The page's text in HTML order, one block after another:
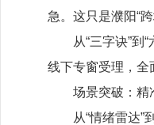
急。这只是濮阳“
从“三字诀”到“
线下专窗受理，全
场景突破：精
从“情绪雷达”